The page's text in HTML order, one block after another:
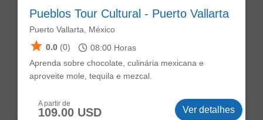
Pueblos Tour Cultural - Puerto Vallarta
Puerto Vallarta, México
star 0.0 (0) schedule 08:00 Horas
Aprenda sobre chocolate, culinária mexicana e
aproveite mole, tequila e mezcal.
A partir de
109.00 USD Ver detalhes